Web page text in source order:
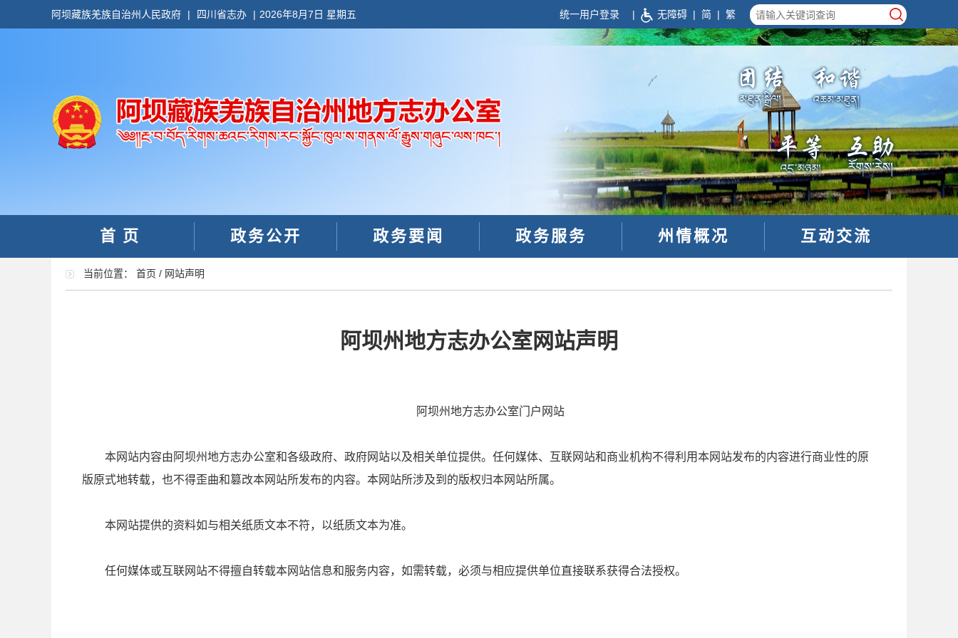
阿坝藏族羌族自治州人民政府 | 四川省志办 | 2026年8月7日 星期五 统一用户登录 | 无障碍 | 简 | 繁
首页 政务公开 政务要闻 政务服务 州情概况 互动交流
当前位置： 首页 / 网站声明
阿坝州地方志办公室网站声明
阿坝州地方志办公室门户网站
本网站内容由阿坝州地方志办公室和各级政府、政府网站以及相关单位提供。任何媒体、互联网站和商业机构不得利用本网站发布的内容进行商业性的原
版原式地转载，也不得歪曲和篡改本网站所发布的内容。本网站所涉及到的版权归本网站所属。
本网站提供的资料如与相关纸质文本不符，以纸质文本为准。
任何媒体或互联网站不得擅自转载本网站信息和服务内容，如需转载，必须与相应提供单位直接联系获得合法授权。